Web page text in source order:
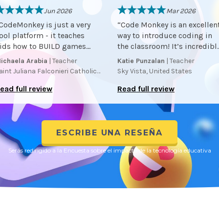
Jun 2026
is just a very
platform - it teaches
how to BUILD games
of just how to PLAY
”
Arabia | Teacher
Juliana Falconieri Catholic
full review
Mar 2026
“Code Monkey is an
way to introduce coding in
the classroom! It’s
user-friendly, even for those
with no prior coding
appreciate how it turns
students stay engaged while
building valuable skills. It’s a
fun and effective way to make
coding accessible for
everyone.”
Katie Punzalan | Teacher
Sky Vista, United States
Read full review
ESCRIBE UNA RESEÑA
Serás redirigido a la Encuesta sobre el impacto de la tecnología educativa